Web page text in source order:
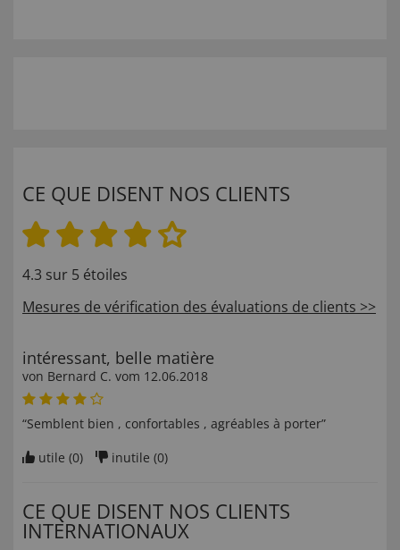
CE QUE DISENT NOS CLIENTS
4.3 sur 5 étoiles
Mesures de vérification des évaluations de clients >>
intéressant, belle matière
von Bernard C. vom 12.06.2018
“Semblent bien , confortables , agréables à porter”
utile (0) inutile (0)
CE QUE DISENT NOS CLIENTS
INTERNATIONAUX